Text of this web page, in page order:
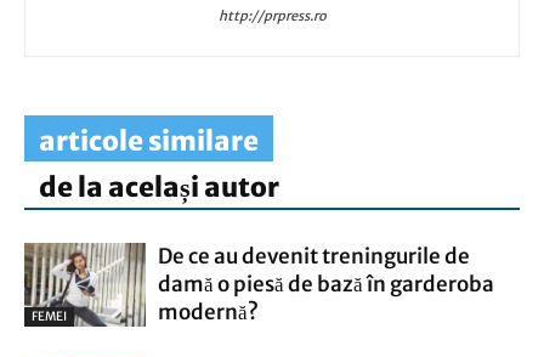
http://prpress.ro
articole similare
de la același autor
FEMEI
De ce au devenit treningurile de
damă o piesă de bază în garderoba
modernă?